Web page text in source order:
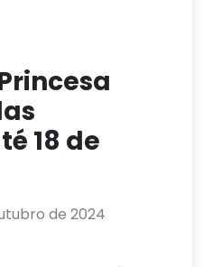
18 de
de 2024